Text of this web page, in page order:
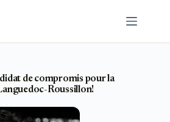
de compromis pour la
Roussillon!